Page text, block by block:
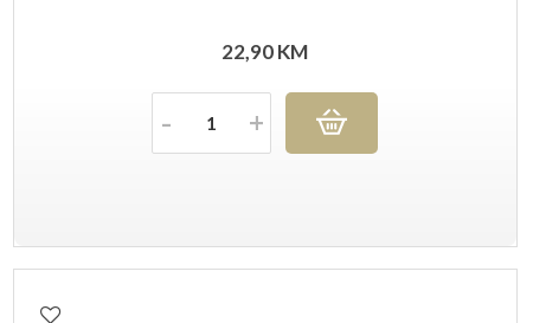
22,90KM
Količina